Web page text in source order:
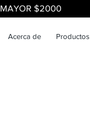
$2000
Acerca de Productos